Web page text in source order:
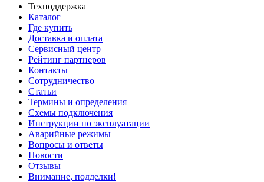
Техподдержка
Каталог
Где купить
Доставка и оплата
Сервисный центр
Рейтинг партнеров
Контакты
Сотрудничество
Статьи
Термины и определения
Схемы подключения
Инструкции по эксплуатации
Аварийные режимы
Вопросы и ответы
Новости
Отзывы
Внимание, подделки!